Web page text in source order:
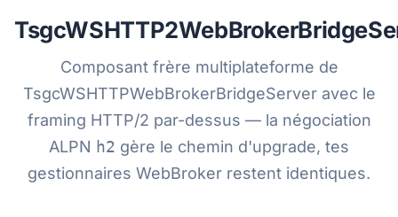
Composant frère multiplateforme de
TsgcWSHTTPWebBrokerBridgeServer avec le
framing HTTP/2 par-dessus — la négociation
ALPN h2 gère le chemin d'upgrade, tes
gestionnaires WebBroker restent identiques.